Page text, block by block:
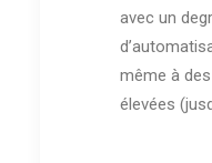
avec un
même à
élevées